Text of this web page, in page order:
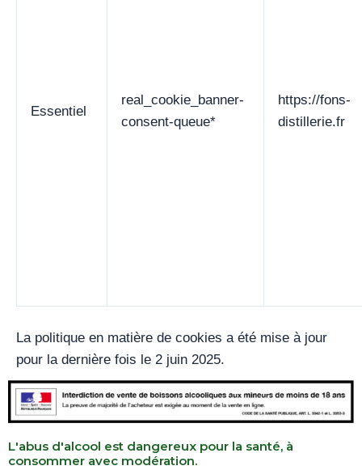
Essentiel
real_cookie_banner-
consent-queue*
https://fons-
distillerie.fr
La politique en matière de cookies a été mise à jour
pour la dernière fois le 2 juin 2025.
L'abus d'alcool est dangereux pour la santé, à
consommer avec modération.